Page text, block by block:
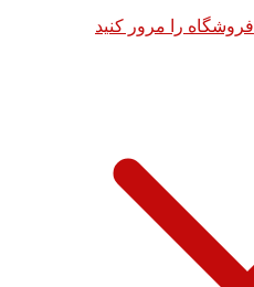
فروشگاه را مرور کنید